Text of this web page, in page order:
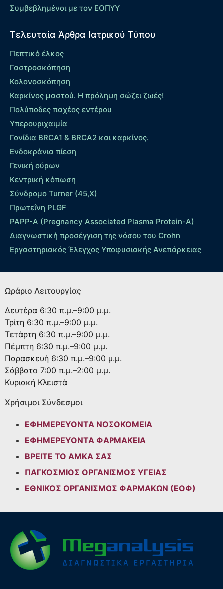
Συμβεβλημένοι με τον ΕΟΠΥΥ
Τελευταία Άρθρα Ιατρικού Τύπου
Πεπτικό έλκος
Γαστροσκόπηση
Κολονοσκόπηση
Καρκίνος μαστού. Η πρόληψη σώζει ζωές!
Πολύποδες παχέος εντέρου
Yπερουριχαιμία
Γονίδια BRCA1 & BRCA2 και καρκίνος.
Ενδοκράνια πίεση
Γενική ούρων
Κεντρική κόπωση
Σύνδρομο Turner (45,X)
Πρωτεΐνη PLGF
PAPP-A (Pregnancy Associated Plasma Protein-A)
Διαγνωστική προσέγγιση της νόσου του Crohn
Εργαστηριακός Έλεγχος Υποφυσιακής Ανεπάρκειας
Ωράριο Λειτουργίας
Δευτέρα 6:30 π.μ.–9:00 μ.μ.
Τρίτη 6:30 π.μ.–9:00 μ.μ.
Τετάρτη 6:30 π.μ.–9:00 μ.μ.
Πέμπτη 6:30 π.μ.–9:00 μ.μ.
Παρασκευή 6:30 π.μ.–9:00 μ.μ.
Σάββατο 7:00 π.μ.–2:00 μ.μ.
Κυριακή Κλειστά
Χρήσιμοι Σύνδεσμοι
ΕΦΗΜΕΡΕΥΟΝΤΑ ΝΟΣΟΚΟΜΕΙΑ
ΕΦΗΜΕΡΕΥΟΝΤΑ ΦΑΡΜΑΚΕΙΑ
ΒΡΕΙΤΕ ΤΟ ΑΜΚΑ ΣΑΣ
ΠΑΓΚΟΣΜΙΟΣ ΟΡΓΑΝΙΣΜΟΣ ΥΓΕΙΑΣ
ΕΘΝΙΚΟΣ ΟΡΓΑΝΙΣΜΟΣ ΦΑΡΜΑΚΩΝ (ΕΟΦ)